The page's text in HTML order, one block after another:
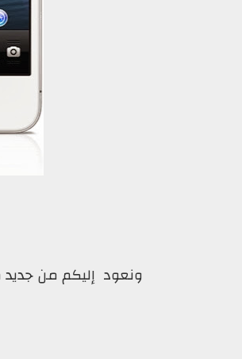
ونعود إليكم من جديد